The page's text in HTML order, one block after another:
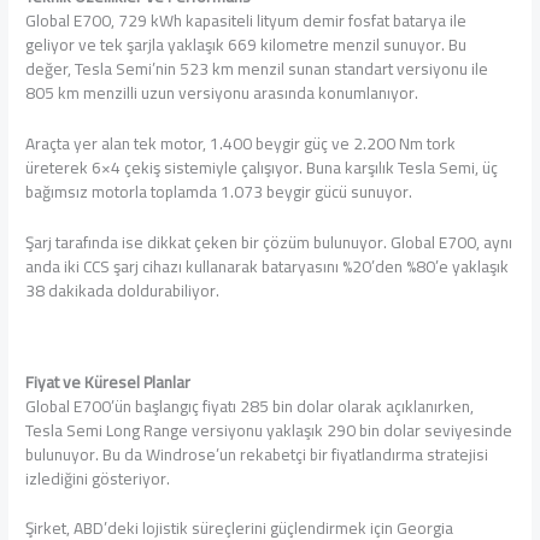
Global E700, 729 kWh kapasiteli lityum demir fosfat batarya ile
geliyor ve tek şarjla yaklaşık 669 kilometre menzil sunuyor. Bu
değer, Tesla Semi’nin 523 km menzil sunan standart versiyonu ile
805 km menzilli uzun versiyonu arasında konumlanıyor.
Araçta yer alan tek motor, 1.400 beygir güç ve 2.200 Nm tork
üreterek 6×4 çekiş sistemiyle çalışıyor. Buna karşılık Tesla Semi, üç
bağımsız motorla toplamda 1.073 beygir gücü sunuyor.
Şarj tarafında ise dikkat çeken bir çözüm bulunuyor. Global E700, aynı
anda iki CCS şarj cihazı kullanarak bataryasını %20’den %80’e yaklaşık
38 dakikada doldurabiliyor.
Fiyat ve Küresel Planlar
Global E700’ün başlangıç fiyatı 285 bin dolar olarak açıklanırken,
Tesla Semi Long Range versiyonu yaklaşık 290 bin dolar seviyesinde
bulunuyor. Bu da Windrose’un rekabetçi bir fiyatlandırma stratejisi
izlediğini gösteriyor.
Şirket, ABD’deki lojistik süreçlerini güçlendirmek için Georgia